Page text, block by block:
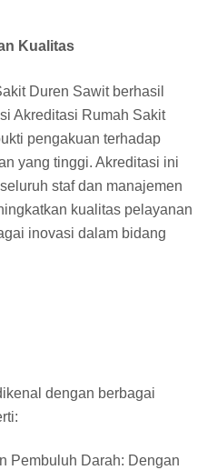
Kualitas
Duren Sawit berhasil
Akreditasi Rumah Sakit
pengakuan terhadap
yang tinggi. Akreditasi ini
staf dan manajemen
kualitas pelayanan
inovasi dalam bidang
dengan berbagai
Pembuluh Darah: Dengan